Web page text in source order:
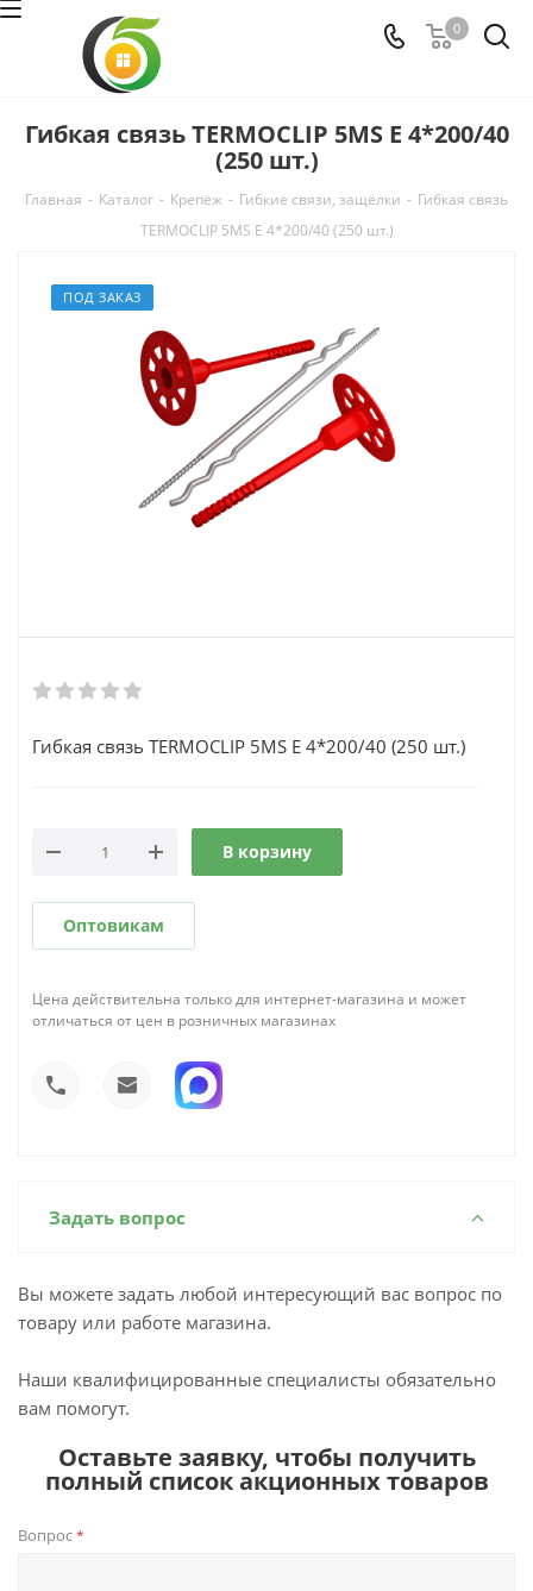
0
Гибкая связь TERMOCLIP 5MS Е 4*200/40
(250 шт.)
Главная - Каталог - Крепёж - Гибкие связи, защёлки - Гибкая связь
TERMOCLIP 5MS Е 4*200/40 (250 шт.)
ПОД ЗАКАЗ
Гибкая связь TERMOCLIP 5MS Е 4*200/40 (250 шт.)
В корзину
Оптовикам
Цена действительна только для интернет-магазина и может
отличаться от цен в розничных магазинах
Задать вопрос
Вы можете задать любой интересующий вас вопрос по
товару или работе магазина.
Наши квалифицированные специалисты обязательно
вам помогут.
Оставьте заявку, чтобы получить
полный список акционных товаров
Вопрос*